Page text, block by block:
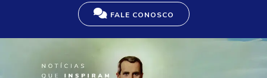
FALE CONOSCO